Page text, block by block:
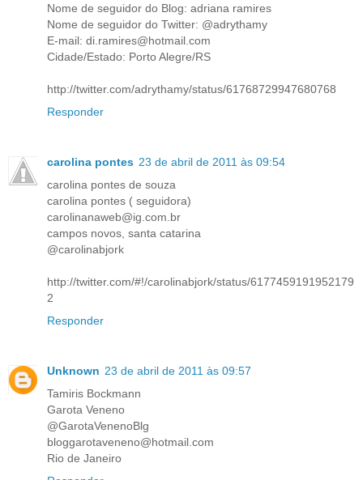
Nome de seguidor do Blog: adriana ramires
Nome de seguidor do Twitter: @adrythamy
E-mail: di.ramires@hotmail.com
Cidade/Estado: Porto Alegre/RS
http://twitter.com/adrythamy/status/61768729947680768
Responder
carolina pontes 23 de abril de 2011 às 09:54
carolina pontes de souza
carolina pontes ( seguidora)
carolinanaweb@ig.com.br
campos novos, santa catarina
@carolinabjork
http://twitter.com/#!/carolinabjork/status/6177459191952179
2
Responder
Unknown 23 de abril de 2011 às 09:57
Tamiris Bockmann
Garota Veneno
@GarotaVenenoBlg
bloggarotaveneno@hotmail.com
Rio de Janeiro